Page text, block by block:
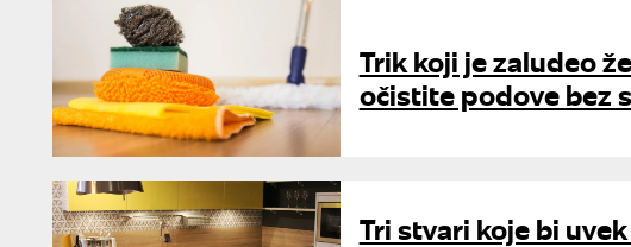
Trik koji je zaludeo
očistite podove bez
Tri stvari koje bi